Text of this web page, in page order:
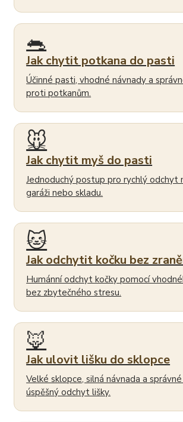
🐀
Jak chytit potkana do pasti
Účinné pasti, vhodné návnady a
proti potkanům.
🐭
Jak chytit myš do pasti
Jednoduchý postup pro rychlý odchyt
garáži nebo skladu.
🐱
Jak odchytit kočku bez
Humánní odchyt kočky pomocí
bez zbytečného stresu.
🦊
Jak ulovit lišku do sklopce
Velké sklopce, silná návnada a
úspěšný odchyt lišky.